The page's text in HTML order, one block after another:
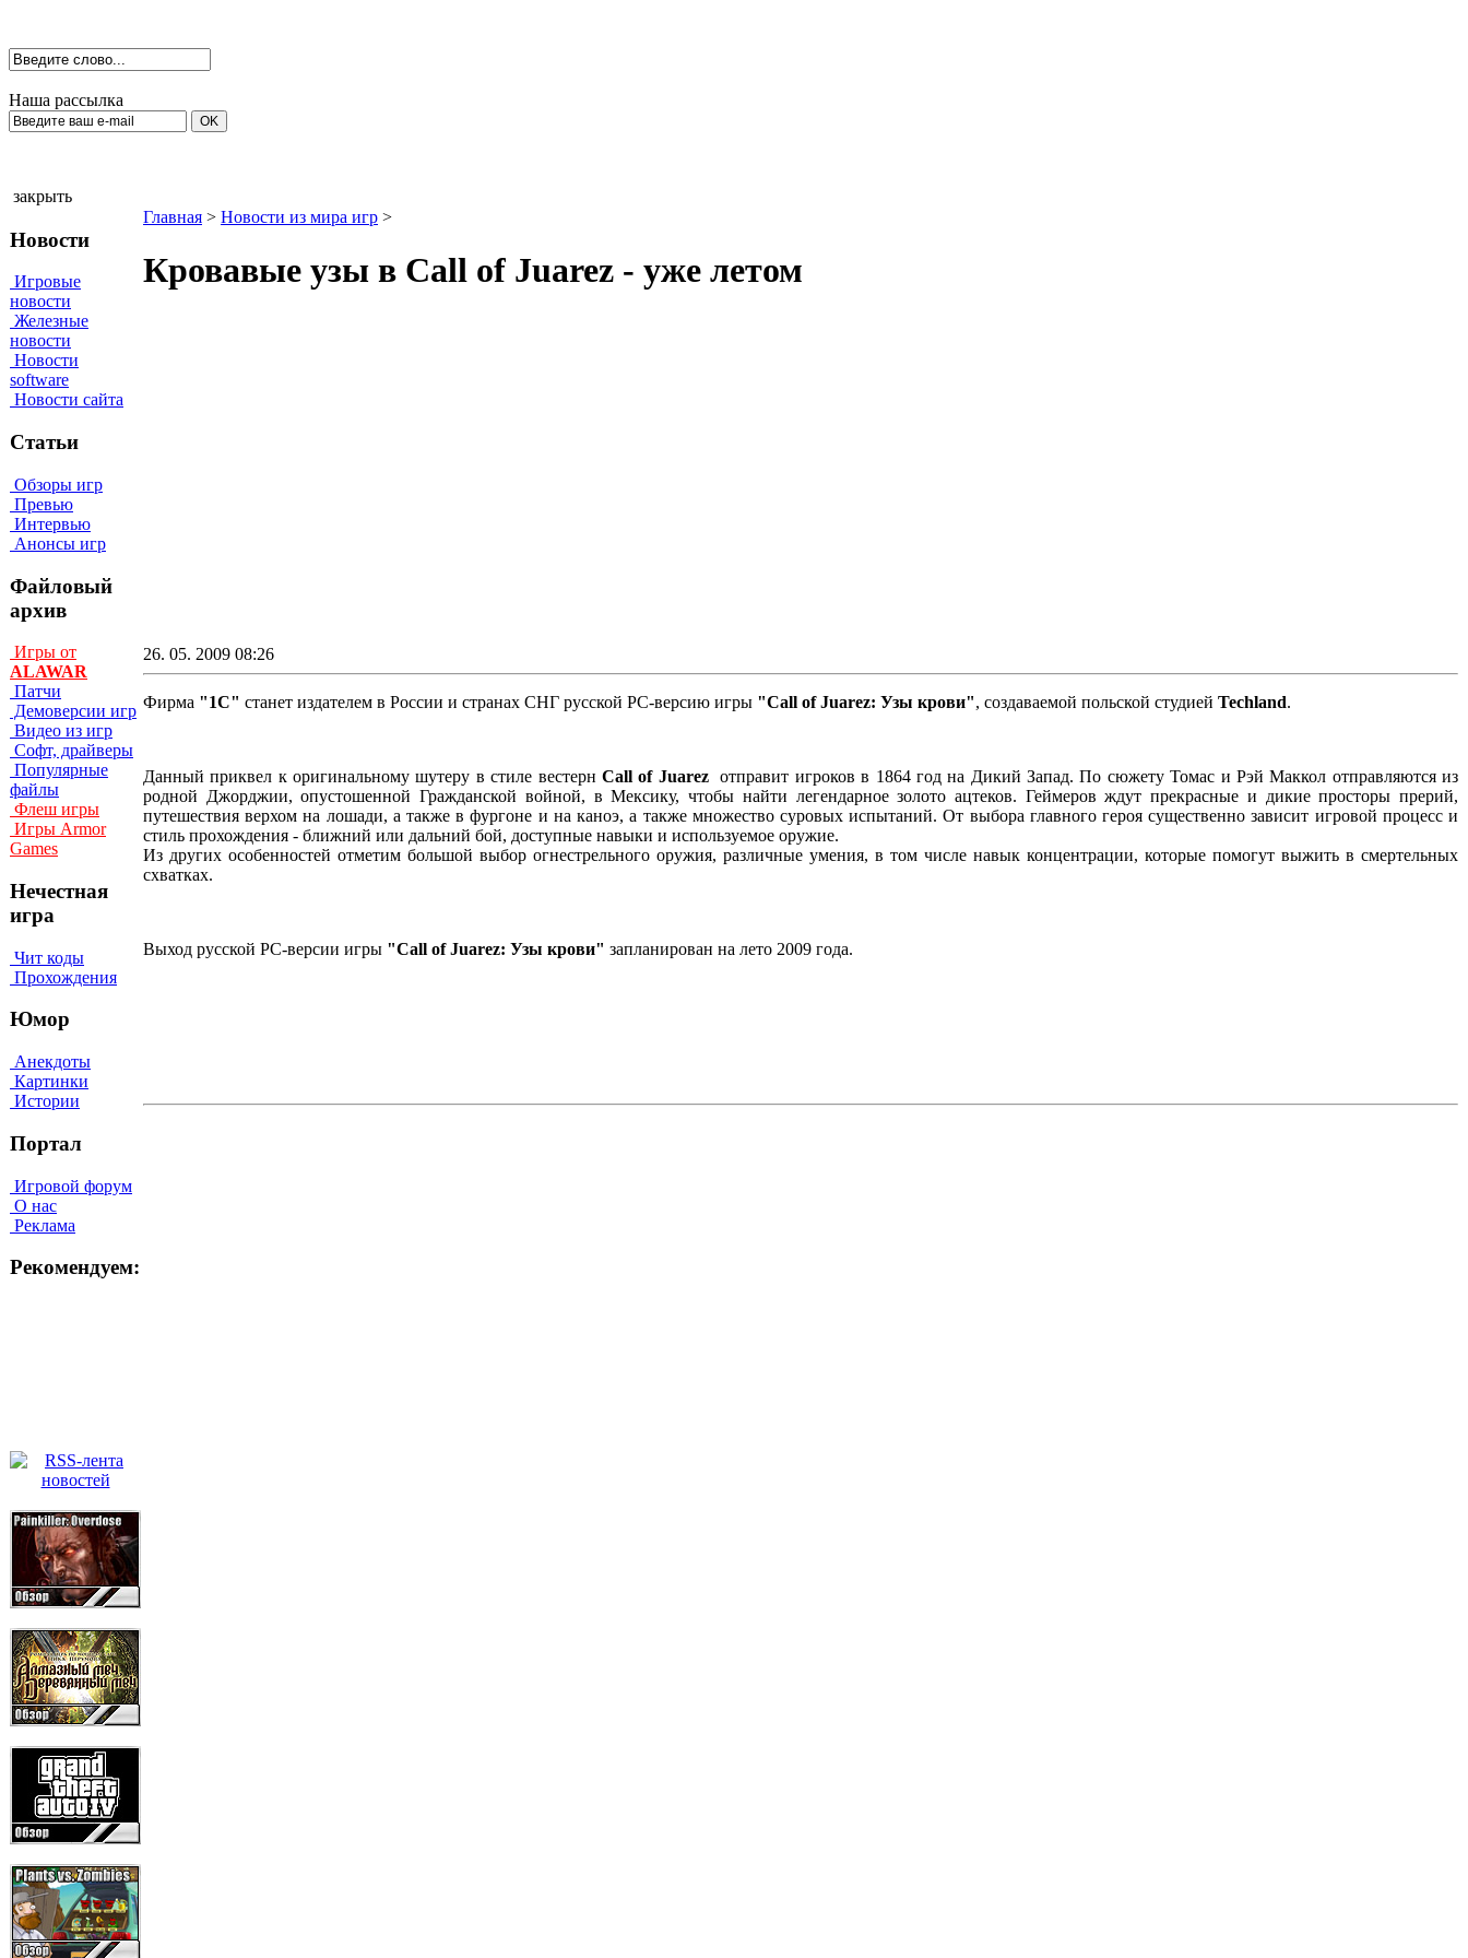
Наша рассылка
закрыть
Новости
Игровые
новости
Железные
новости
Новости
software
Новости сайта
Статьи
Обзоры игр
Превью
Интервью
Анонсы игр
Файловый
архив
Игры от
ALAWAR
Патчи
Демоверсии игр
Видео из игр
Софт, драйверы
Популярные
файлы
Флеш игры
Игры Armor
Games
Нечестная
игра
Чит коды
Прохождения
Юмор
Анекдоты
Картинки
Истории
Портал
Игровой форум
О нас
Реклама
Рекомендуем:
Главная > Новости из мира игр >
Кровавые узы в Call of Juarez - уже летом
26. 05. 2009 08:26
Фирма "1С" станет издателем в России и странах СНГ русской PC-версию игры "Call of Juarez: Узы крови", создаваемой польской студией Techland.
Данный приквел к оригинальному шутеру в стиле вестерн Call of Juarezотправит игроков в 1864 год на Дикий Запад. По сюжету Томас и Рэй Маккол отправляются из
родной Джорджии, опустошенной Гражданской войной, в Мексику, чтобы найти легендарное золото ацтеков. Геймеров ждут прекрасные и дикие просторы прерий,
путешествия верхом на лошади, а также в фургоне и на каноэ, а также множество суровых испытаний. От выбора главного героя существенно зависит игровой процесс и
стиль прохождения - ближний или дальний бой, доступные навыки и используемое оружие.
Из других особенностей отметим большой выбор огнестрельного оружия, различные умения, в том числе навык концентрации, которые помогут выжить в смертельных
схватках.
Выход русской PC-версии игры "Call of Juarez: Узы крови" запланирован на лето 2009 года.